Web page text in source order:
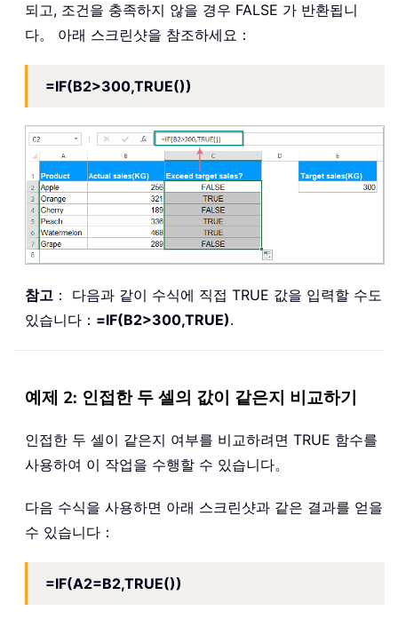
되고, 조건을 충족하지 않을 경우 FALSE 가 반환됩니
다。 아래 스크린샷을 참조하세요：
=IF(B2>300,TRUE())
참고 ： 다음과 같이 수식에 직접 TRUE 값을 입력할 수도
있습니다： =IF(B2>300,TRUE).
예제 2: 인접한 두 셀의 값이 같은지 비교하기
인접한 두 셀이 같은지 여부를 비교하려면 TRUE 함수를
사용하여 이 작업을 수행할 수 있습니다。
다음 수식을 사용하면 아래 스크린샷과 같은 결과를 얻을
수 있습니다：
=IF(A2=B2,TRUE())